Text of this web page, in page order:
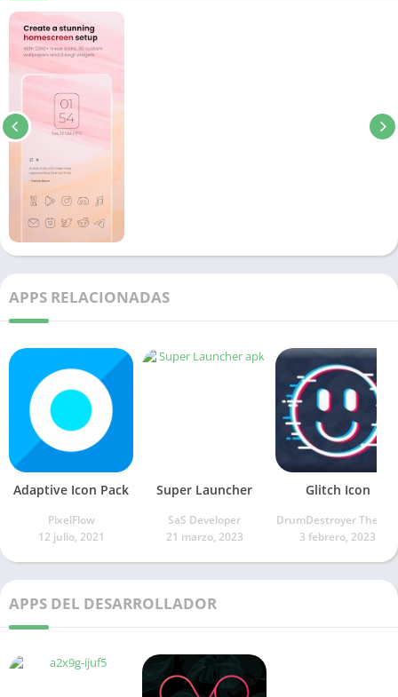
APPS RELACIONADAS
Adaptive Icon Pack
PixelFlow
12 julio, 2021
Super Launcher
SaS Developer
21 marzo, 2023
Glitch Icon
DrumDestroyer
3 febrero, 2023
APPS DEL DESARROLLADOR